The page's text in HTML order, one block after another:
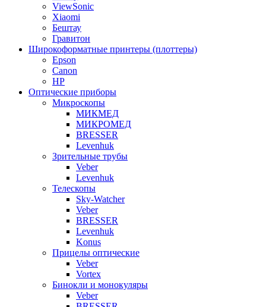
ViewSonic
Xiaomi
Бештау
Гравитон
Широкоформатные принтеры (плоттеры)
Epson
Canon
HP
Оптические приборы
Микроскопы
МИКМЕД
МИКРОМЕД
BRESSER
Levenhuk
Зрительные трубы
Veber
Levenhuk
Телескопы
Sky-Watcher
Veber
BRESSER
Levenhuk
Konus
Прицелы оптические
Veber
Vortex
Бинокли и монокуляры
Veber